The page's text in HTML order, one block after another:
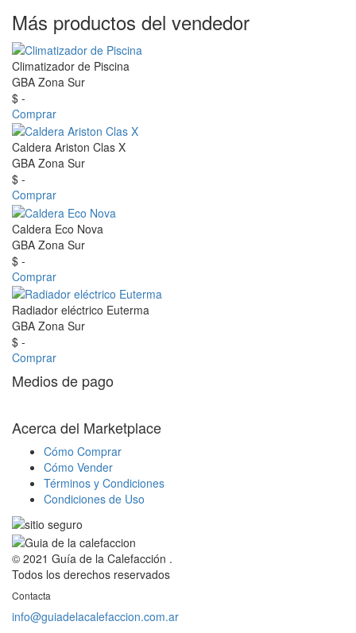
Más productos del vendedor
Climatizador de Piscina
GBA Zona Sur
$ -
Comprar
Caldera Ariston Clas X
GBA Zona Sur
$ -
Comprar
Caldera Eco Nova
GBA Zona Sur
$ -
Comprar
Radiador eléctrico Euterma
GBA Zona Sur
$ -
Comprar
Medios de pago
Acerca del Marketplace
Cómo Comprar
Cómo Vender
Términos y Condiciones
Condiciones de Uso
© 2021 Guía de la Calefacción .
Todos los derechos reservados
Contacta
info@guiadelacalefaccion.com.ar